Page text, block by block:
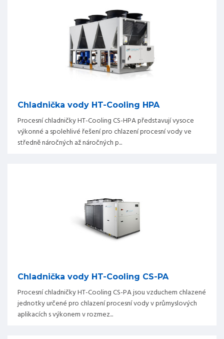
Chladnička vody HT-Cooling HPA
Procesní chladničky HT-Cooling CS-HPA představují vysoce
výkonné a spolehlivé řešení pro chlazení procesní vody ve
středně náročných až náročných p...
Chladnička vody HT-Cooling CS-PA
Procesní chladničky HT-Cooling CS-PA jsou vzduchem chlazené
jednotky určené pro chlazení procesní vody v průmyslových
aplikacích s výkonem v rozmez...